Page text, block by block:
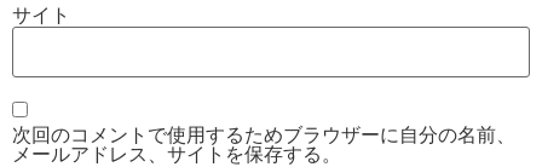
サイト
次回のコメントで使用するためブラウザーに自分の名前、
メールアドレス、サイトを保存する。